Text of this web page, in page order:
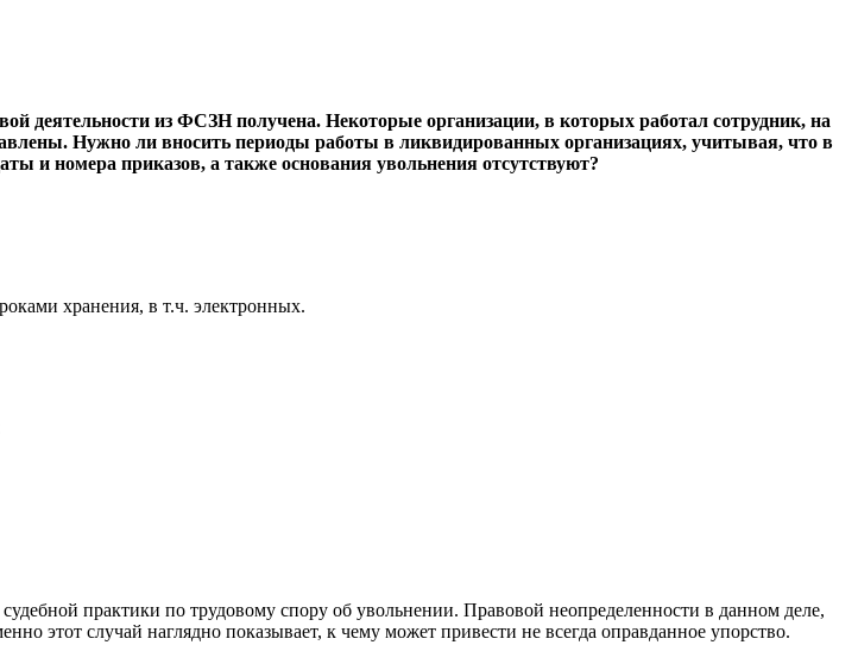
деятельности из ФСЗН получена. Некоторые организации, в которых работал сотрудник, на
Нужно ли вносить периоды работы в ликвидированных организациях, учитывая, что в
и номера приказов, а также основания увольнения отсутствуют?
хранения, в т.ч. электронных.
практики по трудовому спору об увольнении. Правовой неопределенности в данном деле,
этот случай наглядно показывает, к чему может привести не всегда оправданное упорство.